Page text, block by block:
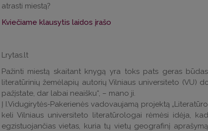
atrasti miestą?
Kviečiame klausytis laidos įrašo
Lrytas.lt
Pažinti miestą skaitant knygą yra toks pats geras
literatūrinių žemėlapių autorių Vilniaus universiteto (VU)
pažįstate, dar labai neaišku“, – mano ji.
Į I.Vidugirytės-Pakerienės vadovaujamą projektą
keli Vilniaus universiteto literatūrologai rėmėsi idėja,
egzistuojančias vietas, kuria tų vietų geografinį